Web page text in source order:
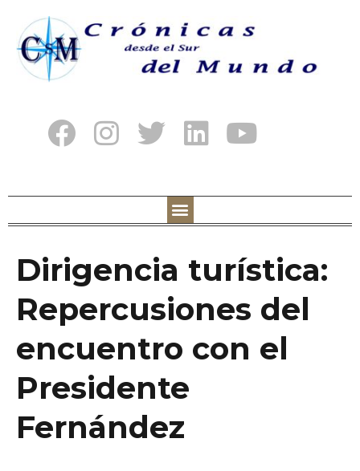
Dirigencia turística:
Repercusiones del
encuentro con el
Presidente
Fernández